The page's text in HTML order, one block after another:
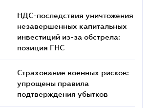
НДС-последствия уничтожения
незавершенных капитальных
инвестиций из-за обстрела:
позиция ГНС
Страхование военных рисков:
упрощены правила
подтверждения убытков